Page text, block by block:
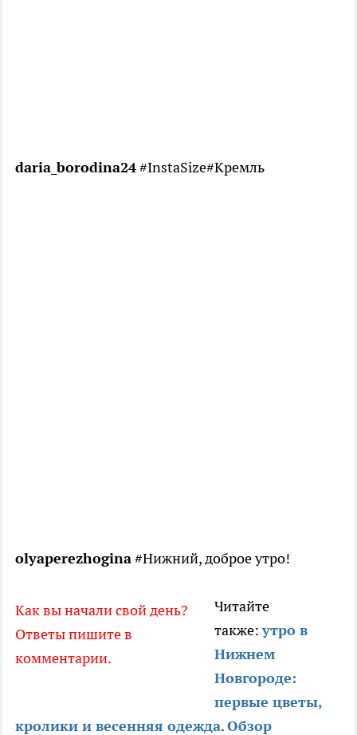
daria_borodina24#InstaSize#Кремль
olyaperezhogina#Нижний, доброе утро!
Как вы начали свой день?
Ответы пишите в
комментарии.
Читайте
также:утро в
Нижнем
Новгороде:
первые цветы,
кролики и весенняя одежда.Обзор